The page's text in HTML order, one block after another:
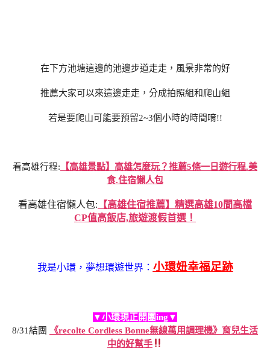
在下方池塘這邊的池邊步道走走，風景非常的好
推薦大家可以來這邊走走，分成拍照組和爬山組
若是要爬山可能要預留2~3個小時的時間唷!!
看高雄行程: 【高雄景點】高雄怎麼玩？推薦5條一日遊行程.美
食.住宿懶人包
看高雄住宿懶人包: 【高雄住宿推薦】精選高雄10間高檔
CP值高飯店,旅遊渡假首選！
我是小環，夢想環遊世界： 小環妞幸福足跡
▼小環現正開團ing▼
8/31結團
《recolte Cordless Bonne無線萬用調理機》育兒生活
中的好幫手